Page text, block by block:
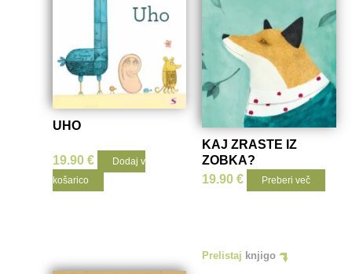
UHO
19.90€
Dodaj v
košarico
KAJ ZRASTE IZ
ZOBKA?
19.90 € Preberi več
Prelistaj knjigo